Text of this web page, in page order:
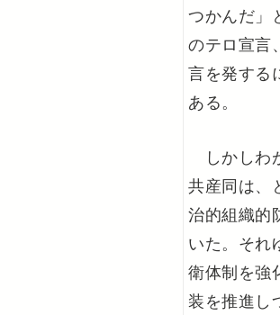
つかんだ」
のテロ宣言
言を発する
ある。
しかしわ
共産同は、
治的組織的
いた。それ
衛体制を強
装を推進し